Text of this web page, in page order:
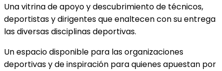
Una vitrina de apoyo y descubrimiento de técnicos,
deportistas y dirigentes que enaltecen con su entrega
las diversas disciplinas deportivas.
Un espacio disponible para las organizaciones
deportivas y de inspiración para quienes apuestan por